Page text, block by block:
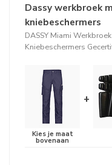
Dassy werkbroek
kniebeschermers
DASSY Miami
Kniebeschermers
+